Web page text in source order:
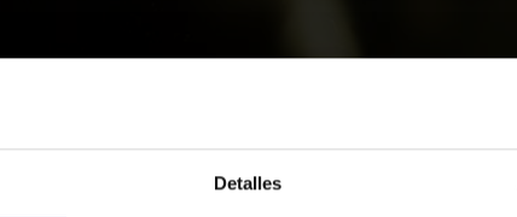
Detalles